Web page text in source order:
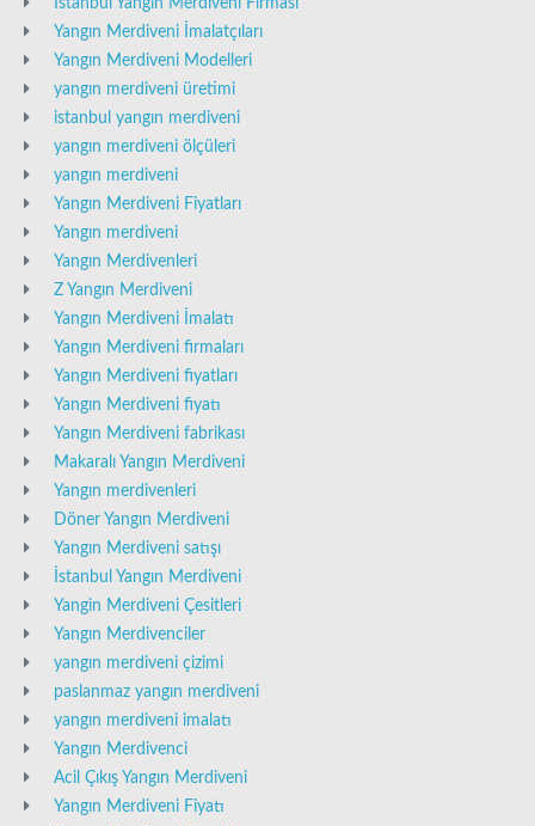
İstanbul Yangın Merdiveni Firması
Yangın Merdiveni İmalatçıları
Yangın Merdiveni Modelleri
yangın merdiveni üretimi
istanbul yangın merdiveni
yangın merdiveni ölçüleri
yangın merdiveni
Yangın Merdiveni Fiyatları
Yangın merdiveni
Yangın Merdivenleri
Z Yangın Merdiveni
Yangın Merdiveni İmalatı
Yangın Merdiveni firmaları
Yangın Merdiveni fiyatları
Yangın Merdiveni fiyatı
Yangın Merdiveni fabrikası
Makaralı Yangın Merdiveni
Yangın merdivenleri
Döner Yangın Merdiveni
Yangın Merdiveni satışı
İstanbul Yangın Merdiveni
Yangin Merdiveni Çesitleri
Yangın Merdivenciler
yangın merdiveni çizimi
paslanmaz yangın merdiveni
yangın merdiveni imalatı
Yangın Merdivenci
Acil Çıkış Yangın Merdiveni
Yangın Merdiveni Fiyatı